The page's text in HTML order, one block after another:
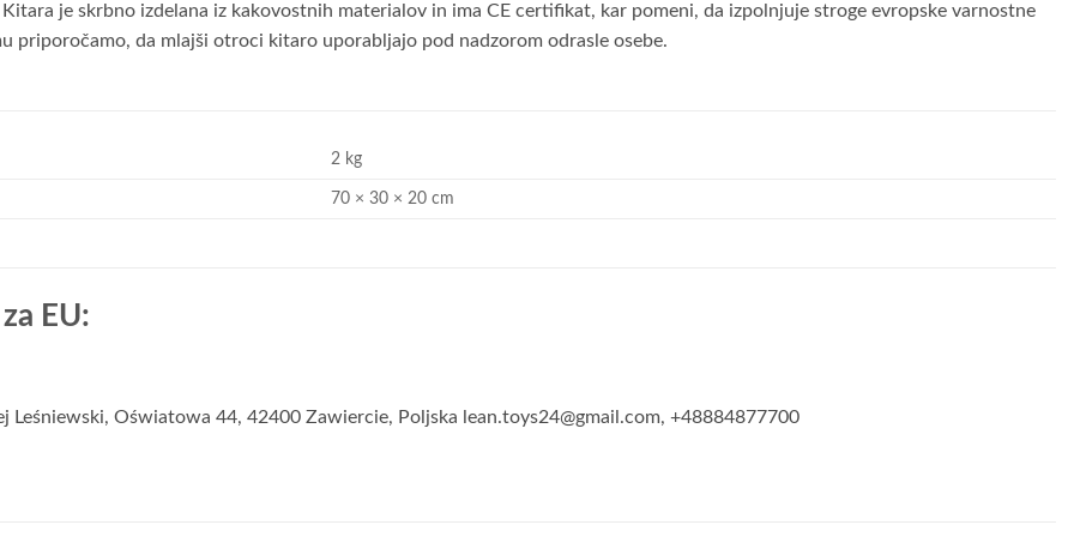
je skrbno izdelana iz kakovostnih materialov in ima CE certifikat, kar pomeni, da izpolnjuje stroge evropske varnostne
priporočamo, da mlajši otroci kitaro uporabljajo pod nadzorom odrasle osebe.
2 kg
70 × 30 × 20 cm
EU:
Leśniewski, Oświatowa 44, 42400 Zawiercie, Poljska lean.toys24@gmail.com, +48884877700